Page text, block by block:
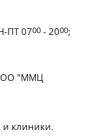
ПТ 0700 - 2000;
"ММЦ
и клиники.